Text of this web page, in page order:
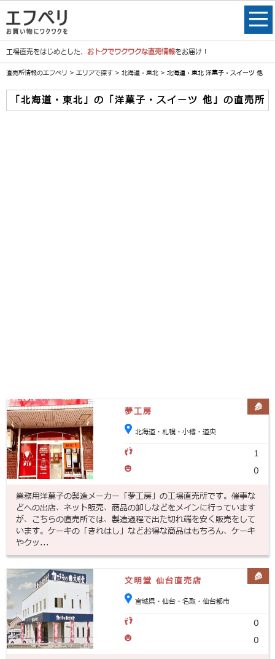
工場直売をはじめとした、 おトクでワクワクな直売情報をお届け！
直売所情報のエフペリ > エリアで探す > 北海道・東北 > 北海道・東北 洋菓子・スイーツ 他
「北海道・東北」の「洋菓子・スイーツ 他」の直売所
夢工房
北海道・札幌・小樽・道央
1
0
業務用洋菓子の製造メーカー「夢工房」の工場直売所です。催事な
どへの出店、ネット販売、商品の卸しなどをメインに行っています
が、こちらの直売所では、製造過程で出た切れ端を安く販売をして
います。ケーキの「きれはし」などお得な商品はもちろん、ケーキ
やクッ...
文明堂 仙台直売店
宮城県・仙台・名取・仙台都市
0
0